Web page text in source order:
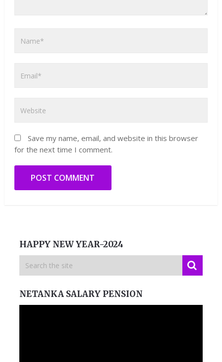
Save my name, email, and website in this browser
for the next time I comment.
HAPPY NEW YEAR-2024
NETANKA SALARY PENSION